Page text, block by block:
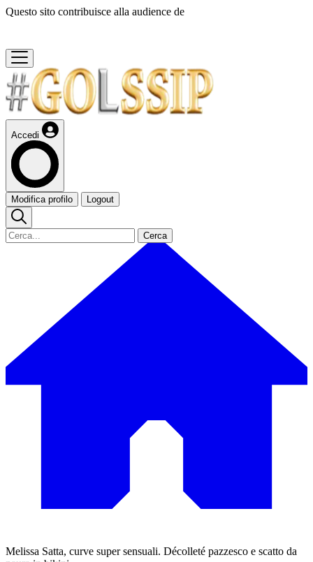
Questo sito contribuisce alla audience de
Accedi
Modifica profilo Logout
Cerca
Melissa Satta, curve super sensuali. Décolleté pazzesco e scatto da